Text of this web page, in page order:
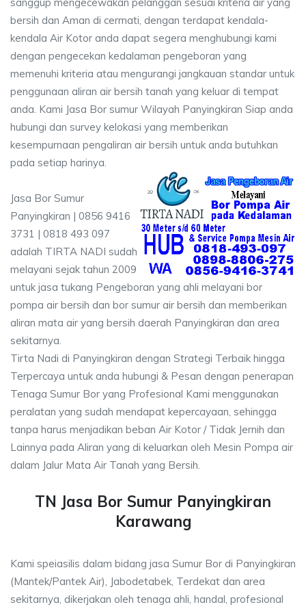
bersih dan Aman di cermati, dengan terdapat kendala-
kendala Air Kotor anda dapat segera menghubungi kami
dengan pengecekan kedalaman pengeboran yang
memenuhi kriteria atau mengurangi jangkauan standar untuk
penggunaan aliran air bersih tanah yang keluar di tempat
anda. Kami Jasa Bor sumur Wilayah Panyingkiran Siap anda
hubungi dan survey kelokasi yang memberikan
kesempurnaan pengaliran air bersih untuk anda butuhkan
pada setiap harinya.
Jasa Bor Sumur
Panyingkiran | 0856 9416
3731 | 0818 493 097
adalah TIRTA NADI sudah
melayani sejak tahun 2009
untuk jasa tukang Pengeboran yang ahli melayani bor
pompa air bersih dan bor sumur air bersih dan memberikan
aliran mata air yang bersih daerah Panyingkiran dan area
sekitarnya.
Tirta Nadi di Panyingkiran dengan Strategi Terbaik hingga
Terpercaya untuk anda hubungi & Pesan dengan penerapan
Tenaga Sumur Bor yang Profesional Kami menggunakan
peralatan yang sudah mendapat kepercayaan, sehingga
tanpa harus menjadikan beban Air Kotor / Tidak Jernih dan
Lainnya pada Aliran yang di keluarkan oleh Mesin Pompa air
dalam Jalur Mata Air Tanah yang Bersih.
TN Jasa Bor Sumur Panyingkiran
Karawang
Kami speiasilis dalam bidang jasa Sumur Bor di Panyingkiran
(Mantek/Pantek Air), Jabodetabek, Terdekat dan area
sekitarnya, dikerjakan oleh tenaga ahli, handal, profesional